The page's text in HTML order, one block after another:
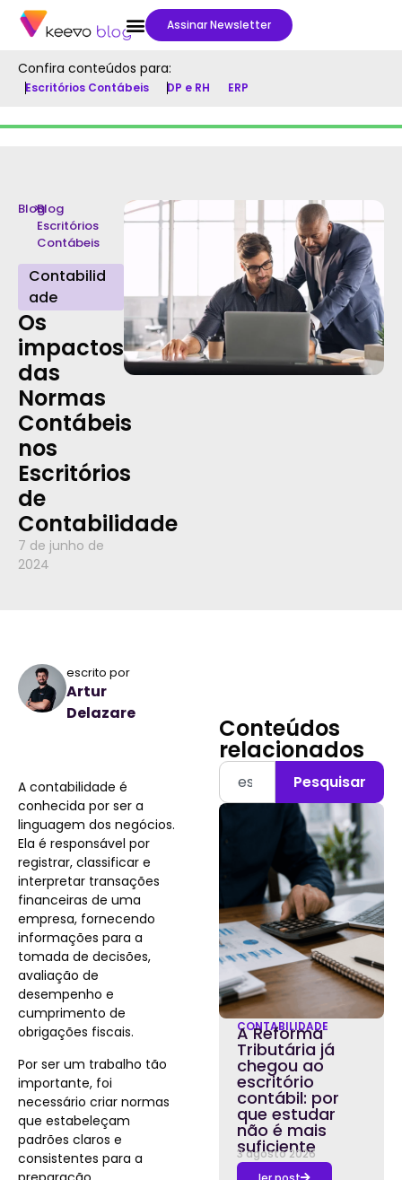
Assinar Newsletter
Confira conteúdos para:
Escritórios Contábeis DP e RH ERP
Blog
>Blog
Escritórios
Contábeis
Contabilid
ade
Os
impactos
das
Normas
Contábeis
nos
Escritórios
de
Contabilidade
7 de junho de
2024
escrito por
Artur
Delazare
A contabilidade é
conhecida por ser a
linguagem dos negócios.
Ela é responsável por
registrar, classificar e
interpretar transações
financeiras de uma
empresa, fornecendo
informações para a
tomada de decisões,
avaliação de
desempenho e
cumprimento de
obrigações fiscais.
Por ser um trabalho tão
importante, foi
necessário criar normas
que estabeleçam
padrões claros e
consistentes para a
Conteúdos
relacionados
Pesquisar
CONTABILIDADE
A Reforma
Tributária já
chegou ao
escritório
contábil: por
que estudar
não é mais
suficiente
3 agosto 2026